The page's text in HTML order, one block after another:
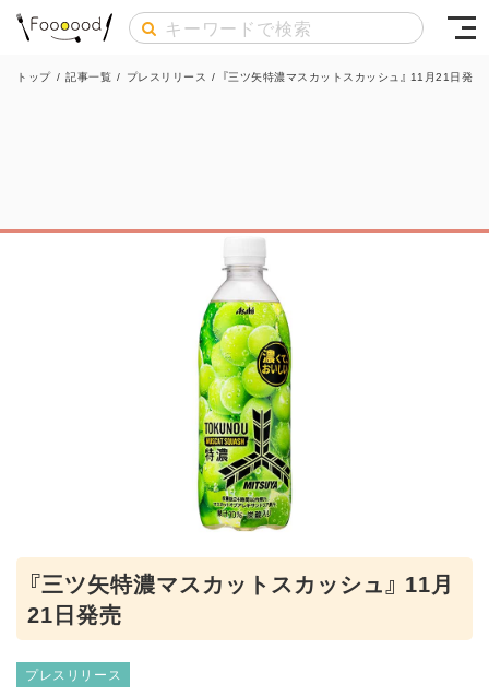
トップ / 記事一覧 / プレスリリース / 『三ツ矢特濃マスカットスカッシュ』 11月21日発売
『三ツ矢特濃マスカットスカッシュ』 11月
21日発売
プレスリリース